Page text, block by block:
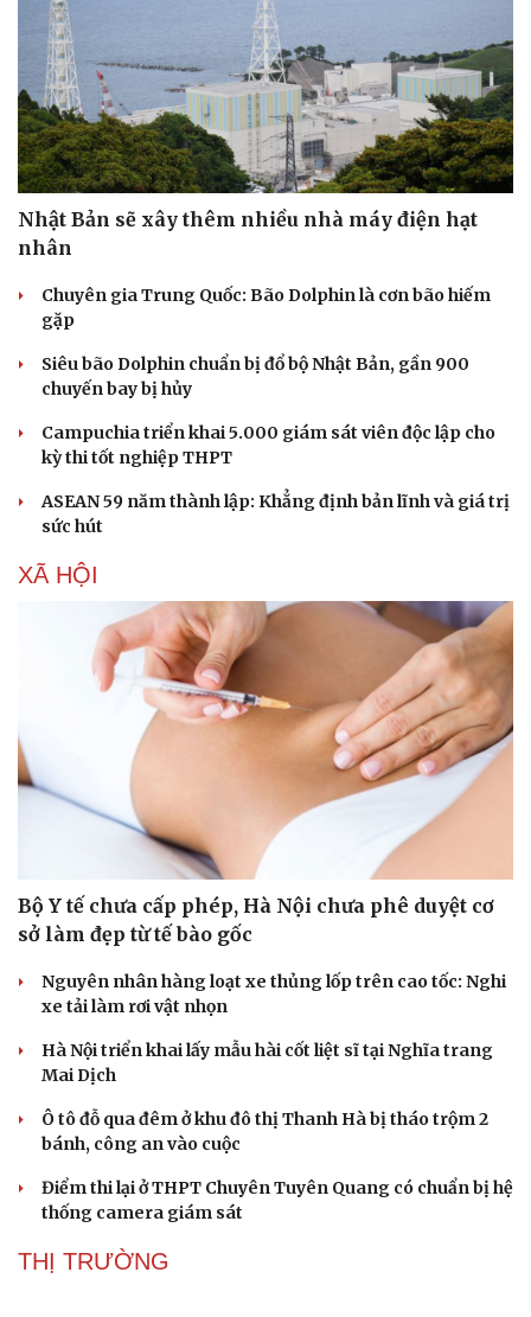
Doanh nghiệp
Thông tin doanh nghiệp
Doanh nghiệp 24h
Doanh nhân
Vì cộng đồng
Công nghệ
Sành điệu
Tin Công nghệ
Trải nghiệm
Chuyển đổi số
Nhật Bản sẽ xây thêm nhiều nhà máy điện hạt
nhân
Chuyên gia Trung Quốc: Bão Dolphin là cơn bão hiếm
gặp
Siêu bão Dolphin chuẩn bị đổ bộ Nhật Bản, gần 900
chuyến bay bị hủy
Campuchia triển khai 5.000 giám sát viên độc lập cho
kỳ thi tốt nghiệp THPT
ASEAN 59 năm thành lập: Khẳng định bản lĩnh và giá trị
sức hút
XÃ HỘI
Bộ Y tế chưa cấp phép, Hà Nội chưa phê duyệt cơ
sở làm đẹp từ tế bào gốc
Nguyên nhân hàng loạt xe thủng lốp trên cao tốc: Nghi
xe tải làm rơi vật nhọn
Hà Nội triển khai lấy mẫu hài cốt liệt sĩ tại Nghĩa trang
Mai Dịch
Ô tô đỗ qua đêm ở khu đô thị Thanh Hà bị tháo trộm 2
bánh, công an vào cuộc
Điểm thi lại ở THPT Chuyên Tuyên Quang có chuẩn bị hệ
thống camera giám sát
THỊ TRƯỜNG